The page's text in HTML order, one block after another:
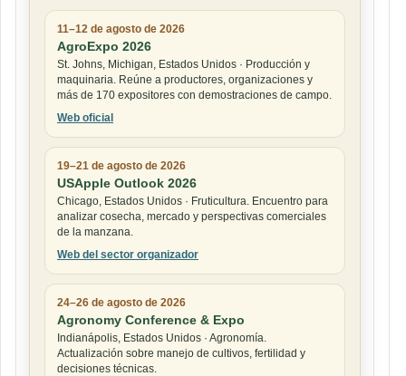
11–12 de agosto de 2026
AgroExpo 2026
St. Johns, Michigan, Estados Unidos · Producción y
maquinaria. Reúne a productores, organizaciones y
más de 170 expositores con demostraciones de campo.
Web oficial
19–21 de agosto de 2026
USApple Outlook 2026
Chicago, Estados Unidos · Fruticultura. Encuentro para
analizar cosecha, mercado y perspectivas comerciales
de la manzana.
Web del sector organizador
24–26 de agosto de 2026
Agronomy Conference & Expo
Indianápolis, Estados Unidos · Agronomía.
Actualización sobre manejo de cultivos, fertilidad y
decisiones técnicas.